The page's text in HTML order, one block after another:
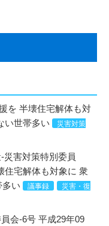
を 半壊住宅解体も対
世帯多い
災害対策
災害対策特別委員
宅解体も対象に 衆
い
議事録
災害・復
会-6号 平成29年09